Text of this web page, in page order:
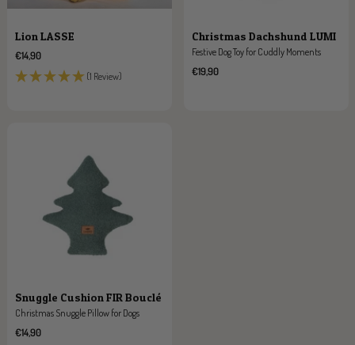
Lion LASSE
Sale
€14,90
(1 Review)
Christmas Dachshund LUMI
Festive Dog Toy for Cuddly Moments
Sale
€19,90
Snuggle Cushion FIR Bouclé
Christmas Snuggle Pillow for Dogs
Sale
€14,90